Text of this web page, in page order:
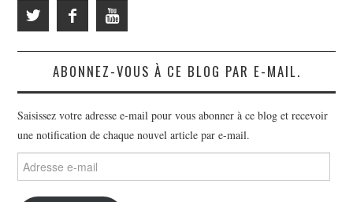
ABONNEZ-VOUS À CE BLOG PAR E-MAIL.
Saisissez votre adresse e-mail pour vous abonner à ce blog et recevoir
une notification de chaque nouvel article par e-mail.
Adresse
e-